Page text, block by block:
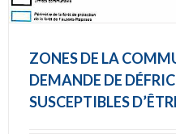
ZONES DE LA
DEMANDE DE
SUSCEPTIBLES